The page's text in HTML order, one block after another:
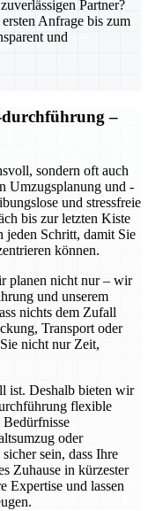
Partner?
Anfrage bis zum
und
–
sondern oft auch
Umzugsplanung und -
und stressfreie
bis zur letzten Kiste
jeden Schritt, damit Sie
können.
planen nicht nur – wir
und unserem
nichts dem Zufall
Transport oder
nicht nur Zeit,
ist. Deshalb bieten wir
flexible
Bedürfnisse
oder
sein, dass Ihre
Zuhause in kürzester
Expertise und lassen